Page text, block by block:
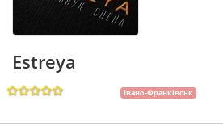
Estreya
Івано-Франківськ